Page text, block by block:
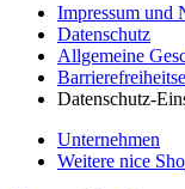
Impressum und
Datenschutz
Allgemeine
Datenschutz-
Unternehmen
Weitere nice